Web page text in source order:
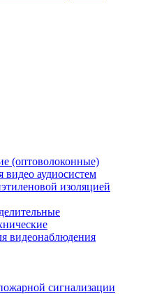
(оптоволоконные)
видео аудиосистем
изоляцией
видеонаблюдения
сигнализации